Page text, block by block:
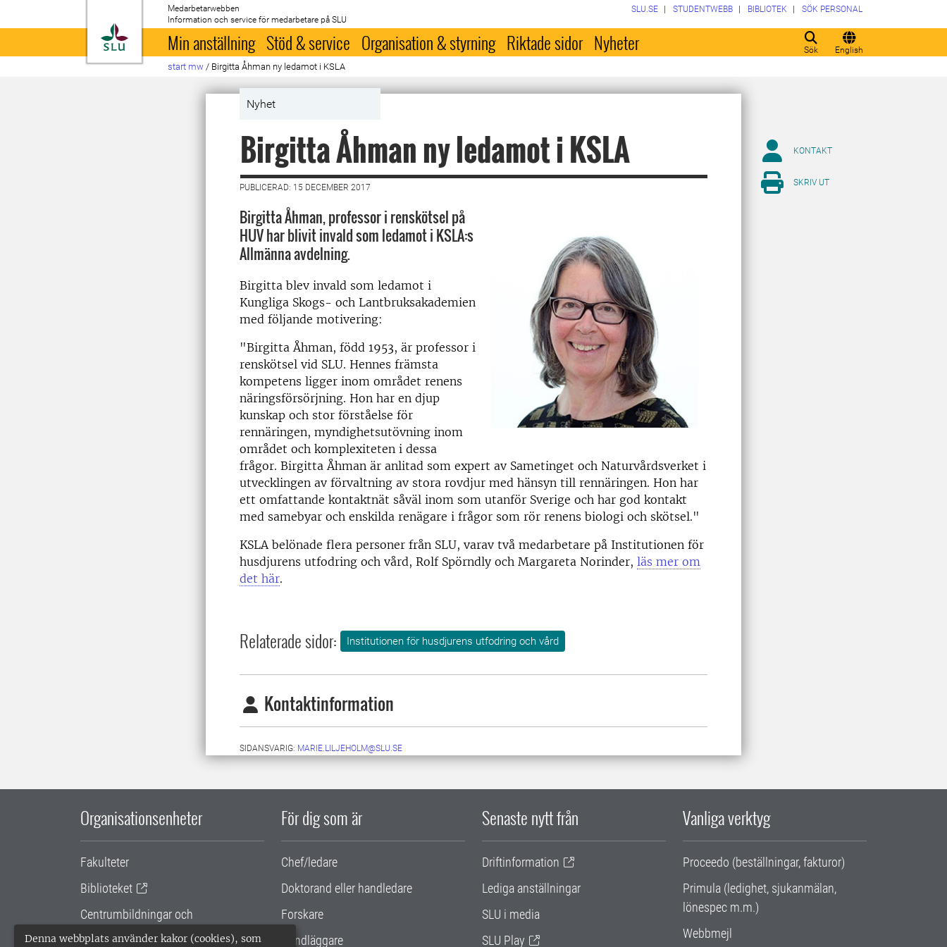
Denna webbplats använder kakor (cookies), som
Till startsida
Medarbetarwebben
Information och service för medarbetare på SLU
Sök English
SLU.SE STUDENTWEBB BIBLIOTEK SÖK PERSONAL
Min anställning Stöd & service Organisation & styrning Riktade sidor Nyheter
start mw / Birgitta Åhman ny ledamot i KSLA
Nyhet
Birgitta Åhman ny ledamot i KSLA
PUBLICERAD: 15 DECEMBER 2017
Birgitta Åhman, professor i renskötsel på
HUV har blivit invald som ledamot i KSLA:s
Allmänna avdelning.
Birgitta blev invald som ledamot i
Kungliga Skogs- och Lantbruksakademien
med följande motivering:
"Birgitta Åhman, född 1953, är professor i
renskötsel vid SLU. Hennes främsta
kompetens ligger inom området renens
näringsförsörjning. Hon har en djup
kunskap och stor förståelse för
rennäringen, myndighetsutövning inom
området och komplexiteten i dessa
frågor. Birgitta Åhman är anlitad som expert av Sametinget och Naturvårdsverket i
utvecklingen av förvaltning av stora rovdjur med hänsyn till rennäringen. Hon har
ett omfattande kontaktnät såväl inom som utanför Sverige och har god kontakt
med samebyar och enskilda renägare i frågor som rör renens biologi och skötsel."
KSLA belönade flera personer från SLU, varav två medarbetare på Institutionen för
husdjurens utfodring och vård, Rolf Spörndly och Margareta Norinder, läs mer om
det här.
Relaterade sidor: Institutionen för husdjurens utfodring och vård
Kontaktinformation
SIDANSVARIG: MARIE.LILJEHOLM@SLU.SE
KONTAKT
SKRIV UT
Organisationsenheter
Fakulteter
Biblioteket
Centrumbildningar och
samarbetsprojekt
För dig som är
Chef/ledare
Doktorand eller handledare
Forskare
Handläggare
Senaste nytt från
Driftinformation
Lediga anställningar
SLU i media
SLU Play
Vanliga verktyg
Proceedo (beställningar, fakturor)
Primula (ledighet, sjukanmälan,
lönespec m.m.)
Webbmejl